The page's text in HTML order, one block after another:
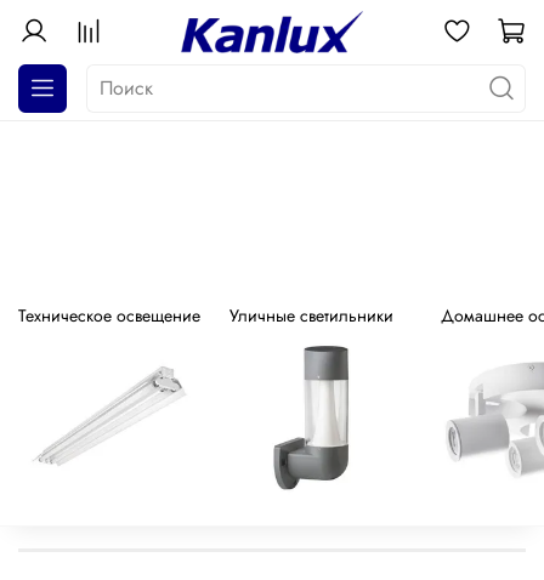
АКЦИЯ! Почти даром!
Распродажа серия GALOBA !
Техническое освещение Уличные светильники Домашнее